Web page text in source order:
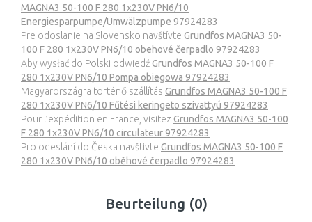
MAGNA3 50-100 F 280 1x230V PN6/10
Energiesparpumpe/Umwälzpumpe 97924283
Pre odoslanie na Slovensko navštívte Grundfos MAGNA3 50-
100 F 280 1x230V PN6/10 obehové čerpadlo 97924283
Aby wysłać do Polski odwiedźGrundfos MAGNA3 50-100 F
280 1x230V PN6/10 Pompa obiegowa 97924283
Magyarországra történő szállítás Grundfos MAGNA3 50-100 F
280 1x230V PN6/10 Fűtési keringeto szivattyú 97924283
Pour l’expédition en France, visitez Grundfos MAGNA3 50-100
F 280 1x230V PN6/10 circulateur 97924283
Pro odeslání do Česka navštivte Grundfos MAGNA3 50-100 F
280 1x230V PN6/10 oběhové čerpadlo 97924283
Beurteilung (0)